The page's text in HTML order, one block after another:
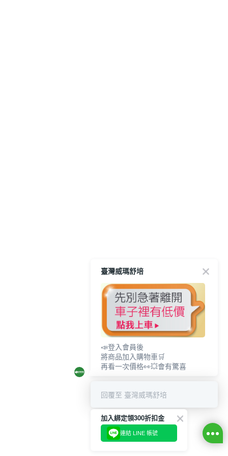
臺灣威瑪舒培
📣登入會員後
將商品加入購物車🛒
再看一次價格👀💥會有驚喜
回覆至 臺灣威瑪舒培
加入綁定領300折扣金
連結 LINE 帳號